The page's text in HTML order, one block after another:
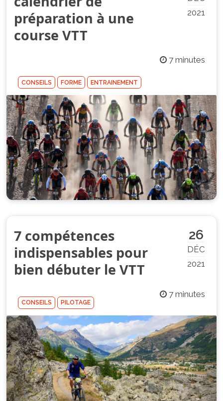
2021
préparation à une
course VTT
7 minutes
CONSEILS FORME ENTRAINEMENT
26
DÉC
2021
7 compétences
indispensables pour
bien débuter le VTT
7 minutes
CONSEILS PILOTAGE